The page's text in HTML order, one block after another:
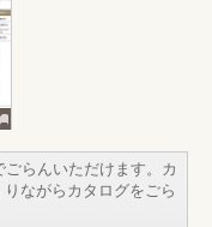
らんいただけます。カ
ながらカタログをごら